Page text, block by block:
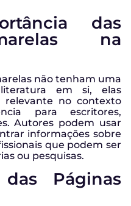
das
na
não tenham uma
em si, elas
relevante no contexto
para escritores,
Autores podem usar
informações sobre
que podem ser
ou pesquisas.
das Páginas